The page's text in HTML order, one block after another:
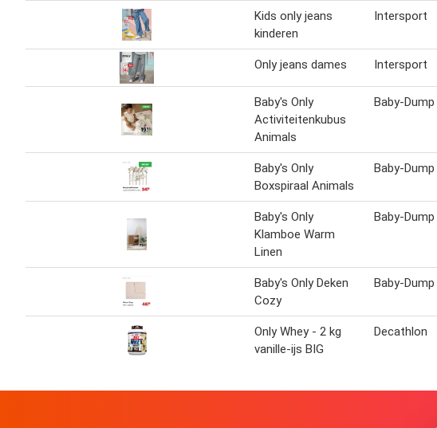
Kids only jeans
kinderen
Intersport
Only jeans dames Intersport
Baby's Only
Activiteitenkubus
Animals
Baby-Dump
Baby's Only
Boxspiraal Animals
Baby-Dump
Baby's Only
Klamboe Warm
Linen
Baby-Dump
Baby's Only Deken
Cozy
Baby-Dump
Only Whey - 2 kg
vanille-ijs BIG
Decathlon